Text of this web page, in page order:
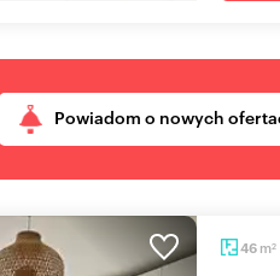
Powiadom o nowych
46 m2